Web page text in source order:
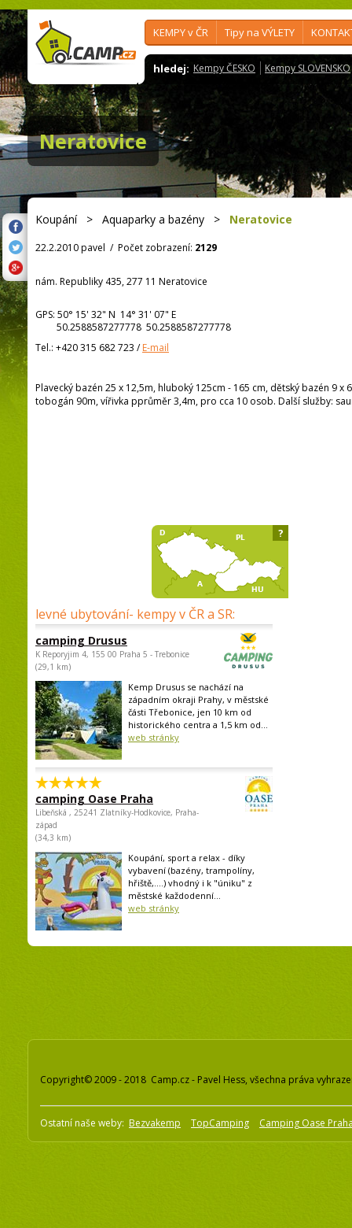
KEMPY v ČR Tipy na VÝLETY
hledej: Kempy ČESKO Kempy SLOVENSKO
Neratovice
Koupání> Aquaparky a bazény > Neratovice
22.2.2010 pavel / Počet zobrazení: 2129
nám. Republiky 435, 277 11 Neratovice
GPS: 50° 15' 32" N 14° 31' 07" E
50.2588587277778 50.2588587277778
Tel.: +420 315 682 723 /E-mail
Plavecký bazén 25 x 12,5m, hluboký 125cm - 165 cm, dětský bazén 9 x
tobogán 90m, vířivka pprůměr 3,4m, pro cca 10 osob. Další služby:
levné ubytování- kempy v ČR a SR:
camping Drusus
K Reporyjim 4, 155 00 Praha 5 - Trebonice
(29,1 km)
Kemp Drusus se nachází na
západním okraji Prahy, v městské
části Třebonice, jen 10 km od
historického centra a 1,5 km od...
web stránky
camping Oase Praha
Libeňská , 25241 Zlatníky-Hodkovice, Praha-
západ
(34,3 km)
Koupání, sport a relax - díky
vybavení (bazény, trampolíny,
hřiště,....) vhodný i k "úniku" z
městské každodenní...
web stránky
?
Copyright© 2009 - 2018 Camp.cz - Pavel Hess, všechna práva
Ostatní naše weby: Bezvakemp TopCamping Camping Oase